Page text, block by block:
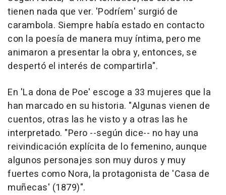
tienen nada que ver. 'Podríem' surgió de
carambola. Siempre había estado en contacto
con la poesía de manera muy íntima, pero me
animaron a presentar la obra y, entonces, se
despertó el interés de compartirla".
En 'La dona de Poe' escoge a 33 mujeres que la
han marcado en su historia. "Algunas vienen de
cuentos, otras las he visto y a otras las he
interpretado. "Pero --según dice-- no hay una
reivindicación explícita de lo femenino, aunque
algunos personajes son muy duros y muy
fuertes como Nora, la protagonista de 'Casa de
muñecas' (1879)".